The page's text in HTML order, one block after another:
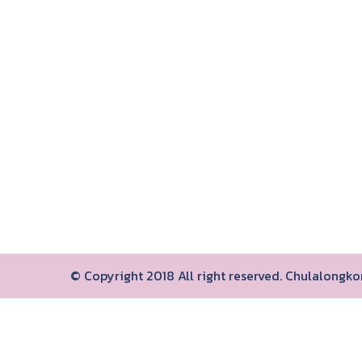
© Copyright 2018 All right reserved.